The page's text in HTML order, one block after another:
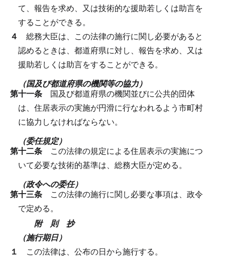
て、報告を求め、又は技術的な援助若しくは助言を
することができる。
４ 総務大臣は、この法律の施行に関し必要があると
認めるときは、都道府県に対し、報告を求め、又は
援助若しくは助言をすることができる。
（国及び都道府県の機関等の協力）
第十一条 国及び都道府県の機関並びに公共的団体
は、住居表示の実施が円滑に行なわれるよう市町村
に協力しなければならない。
（委任規定）
第十二条 この法律の規定による住居表示の実施につ
いて必要な技術的基準は、総務大臣が定める。
（政令への委任）
第十三条 この法律の施行に関し必要な事項は、政令
で定める。
附 則 抄
（施行期日）
１ この法律は、公布の日から施行する。